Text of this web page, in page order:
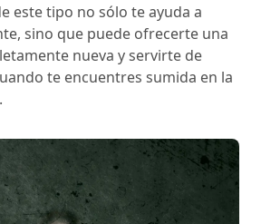
este tipo no sólo te ayuda a
sino que puede ofrecerte una
nueva y servirte de
te encuentres sumida en la